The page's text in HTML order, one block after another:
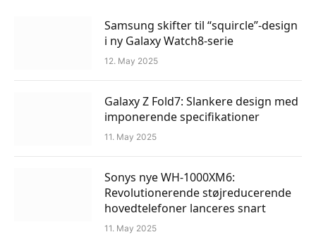
Samsung skifter til “squircle”-design
i ny Galaxy Watch8-serie
12. May 2025
Galaxy Z Fold7: Slankere design med
imponerende specifikationer
11. May 2025
Sonys nye WH-1000XM6:
Revolutionerende støjreducerende
hovedtelefoner lanceres snart
11. May 2025